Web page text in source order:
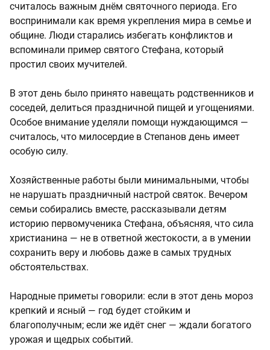
считалось важным днём святочного периода. Его
воспринимали как время укрепления мира в семье и
общине. Люди старались избегать конфликтов и
вспоминали пример святого Стефана, который
простил своих мучителей.
В этот день было принято навещать родственников и
соседей, делиться праздничной пищей и угощениями.
Особое внимание уделяли помощи нуждающимся —
считалось, что милосердие в Степанов день имеет
особую силу.
Хозяйственные работы были минимальными, чтобы
не нарушать праздничный настрой святок. Вечером
семьи собирались вместе, рассказывали детям
историю первомученика Стефана, объясняя, что сила
христианина — не в ответной жестокости, а в умении
сохранить веру и любовь даже в самых трудных
обстоятельствах.
Народные приметы говорили: если в этот день мороз
крепкий и ясный — год будет стойким и
благополучным; если же идёт снег — ждали богатого
урожая и щедрых событий.